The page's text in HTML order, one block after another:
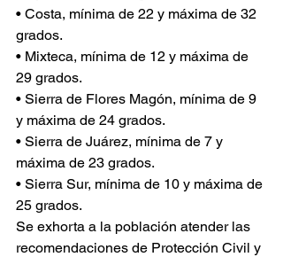
• Costa, mínima de 22 y máxima de 32
grados.
• Mixteca, mínima de 12 y máxima de
29 grados.
• Sierra de Flores Magón, mínima de 9
y máxima de 24 grados.
• Sierra de Juárez, mínima de 7 y
máxima de 23 grados.
• Sierra Sur, mínima de 10 y máxima de
25 grados.
Se exhorta a la población atender las
recomendaciones de Protección Civil y